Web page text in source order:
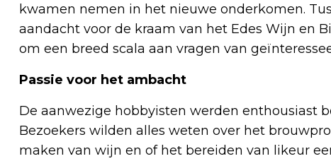
kwamen nemen in het nieuwe onderkomen.
aandacht voor de kraam van het Edes Wijn en
om een breed scala aan vragen van
Passie voor het ambacht
De aanwezige hobbyisten werden enthousiast
Bezoekers wilden alles weten over het
maken van wijn en of het bereiden van likeur